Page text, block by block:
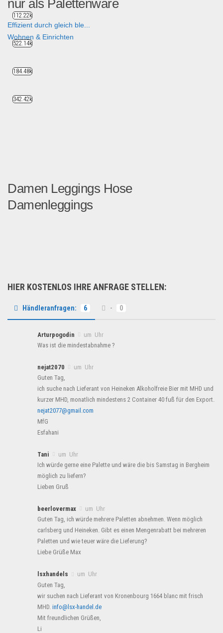
nur als Palettenware
Effizient durch gleich ble...
Wohnen & Einrichten
Damen Leggings Hose
Damenleggings
HIER KOSTENLOS IHRE ANFRAGE STELLEN:
Händleranfragen: 6 - 0
Arturpogodin
um Uhr
Was ist die mindestabnahme ?
nejat2070
um Uhr
Guten Tag,
ich suche nach Lieferant von Heineken Alkoholfreie Bier mit MHD und
kurzer MHD, monatlich mindestens 2 Container 40 fuß für den Export.
nejat2077@gmail.com
MfG
Esfahani
Tani
um Uhr
Ich würde gerne eine Palette und wäre die bis Samstag in Bergheim
möglich zu liefern?
Lieben Gruß
beerlovermax
um Uhr
Guten Tag, ich würde mehrere Paletten abnehmen. Wenn möglich
carlsberg und Heineken. Gibt es einen Mengenrabatt bei mehreren
Paletten und wie teuer wäre die Lieferung?
Liebe Grüße Max
lsxhandels
um Uhr
Guten Tag,
wir suchen nach Lieferant von Kronenbourg 1664 blanc mit frisch
MHD. info@lsx-handel.de
Mit freundlichen Grüßen,
Li
112.22k
522.14k
184.48k
342.42k